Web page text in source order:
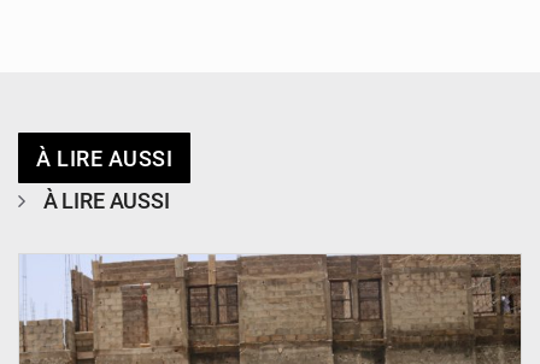
À LIRE AUSSI
À LIRE AUSSI